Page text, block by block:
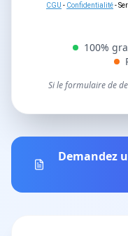
CGU - Confidentialité-
100%
Si le formulaire de
Demandez